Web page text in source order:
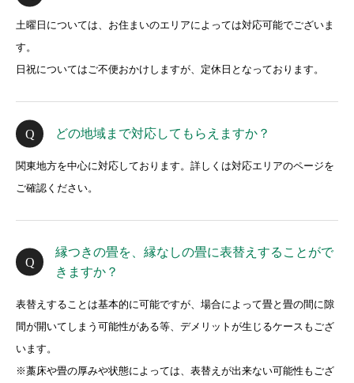
土曜日については、お住まいのエリアによっては対応可能でございま
す。
日祝についてはご不便おかけしますが、定休日となっております。
どの地域まで対応してもらえますか？
関東地方を中心に対応しております。詳しくは対応エリアのページを
ご確認ください。
縁つきの畳を、縁なしの畳に表替えすることがで
きますか？
表替えすることは基本的に可能ですが、場合によって畳と畳の間に隙
間が開いてしまう可能性がある等、デメリットが生じるケースもござ
います。
※藁床や畳の厚みや状態によっては、表替えが出来ない可能性もござ